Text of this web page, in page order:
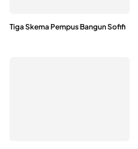
Tiga Skema Pempus Bangun Sofifi